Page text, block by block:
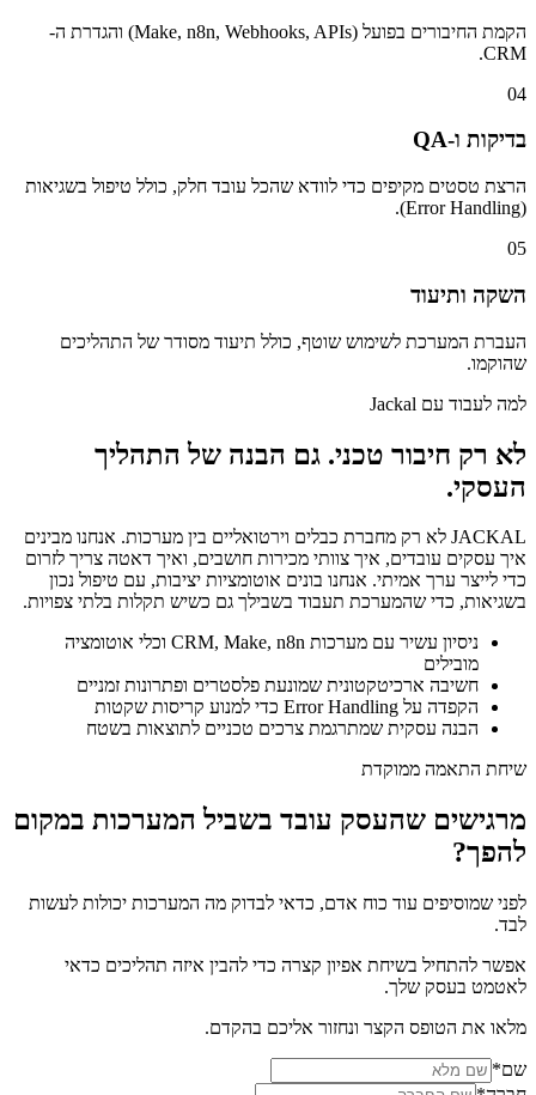
הקמת החיבורים בפועל (Make, n8n, Webhooks, APIs) והגדרת ה-
CRM.
04
בדיקות ו-QA
הרצת טסטים מקיפים כדי לוודא שהכל עובד חלק, כולל טיפול בשגיאות
(Error Handling).
05
השקה ותיעוד
העברת המערכת לשימוש שוטף, כולל תיעוד מסודר של התהליכים
שהוקמו.
למה לעבוד עם Jackal
לא רק חיבור טכני. גם הבנה של התהליך
העסקי.
JACKAL לא רק מחברת כבלים וירטואליים בין מערכות. אנחנו מבינים
איך עסקים עובדים, איך צוותי מכירות חושבים, ואיך דאטה צריך לזרום
כדי לייצר ערך אמיתי. אנחנו בונים אוטומציות יציבות, עם טיפול נכון
בשגיאות, כדי שהמערכת תעבוד בשבילך גם כשיש תקלות בלתי צפויות.
ניסיון עשיר עם מערכות CRM, Make, n8n וכלי אוטומציה
מובילים
חשיבה ארכיטקטונית שמונעת פלסטרים ופתרונות זמניים
הקפדה על Error Handling כדי למנוע קריסות שקטות
הבנה עסקית שמתרגמת צרכים טכניים לתוצאות בשטח
שיחת התאמה ממוקדת
מרגישים שהעסק עובד בשביל המערכות במקום
להפך?
לפני שמוסיפים עוד כוח אדם, כדאי לבדוק מה המערכות יכולות לעשות
לבד.
אפשר להתחיל בשיחת אפיון קצרה כדי להבין איזה תהליכים כדאי
לאטמט בעסק שלך.
מלאו את הטופס הקצר ונחזור אליכם בהקדם.
שם*